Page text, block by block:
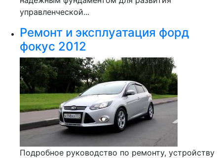
управленческой...
Ремонт и эксплуатация форд
фокус 2012
Подробное руководство по ремонту, устройству